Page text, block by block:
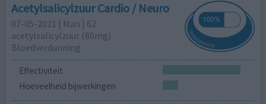
Acetylsalicylzuur Cardio / Neuro
07-05-2021 | Man | 62
acetylsalicylzuur (80mg)
Bloedverdunning
Effectiviteit
Hoeveelheid bijwerkingen